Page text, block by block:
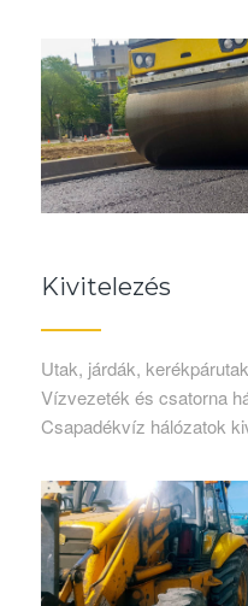
Kivitelezés
Utak, járdák,
Vízvezeték és csatorna
Csapadékvíz hálózatok